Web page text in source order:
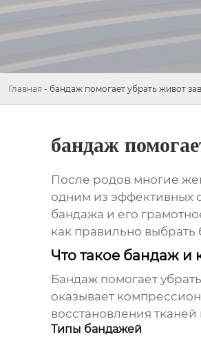
Главная - бандаж помогает убрать живот
бандаж
После родов многие
одним из эффективных
бандажа и его
как правильно выбрать
Что такое бандаж и
Бандаж помогает
оказывает
восстановления
Типы бандажей